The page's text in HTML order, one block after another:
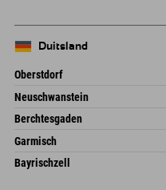
Duitsland
Oberstdorf
An der Breitach 3
87538 Fischen I. Allgäu
Duitsland
Neuschwanstein
An der Riese 45
87484 Nesselwang im Allgäu
Duitsland
Berchtesgaden
Hofreitstr. 7
83471 Schönau am Königssee
Duitsland
Garmisch
Frickenstraße 22
82490 Farchant
Bayrischzell